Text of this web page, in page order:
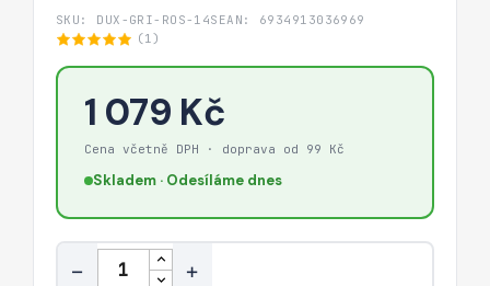
SKU: DUX-GRI-ROS-14S EAN: 6934913036969
(1)
1 079 Kč
Cena včetně DPH · doprava od 99 Kč
Skladem · Odesíláme dnes
Množství
− +